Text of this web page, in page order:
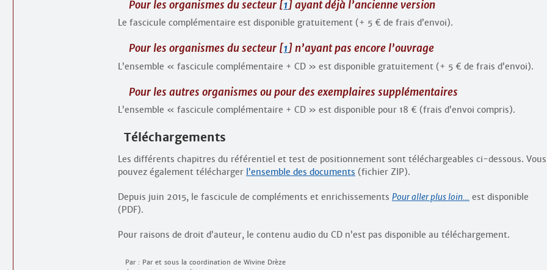
Pour les organismes du secteur [1]ayant déjà l’ancienne version
Le fascicule complémentaire est disponible gratuitement (+ 5 € de frais d’envoi).
Pour les organismes du secteur [1]n’ayant pas encore l’ouvrage
L’ensemble « fascicule complémentaire + CD » est disponible gratuitement (+ 5 € de frais d’envoi).
Pour les autres organismes ou pour des exemplaires supplémentaires
L’ensemble « fascicule complémentaire + CD » est disponible pour 18 € (frais d’envoi compris).
Téléchargements
Les différents chapitres du référentiel et test de positionnement sont téléchargeables ci-dessous. Vous
pouvez également télécharger l’ensemble des documents (fichier ZIP).
Depuis juin 2015, le fascicule de compléments et enrichissements Pour aller plus loin… est disponible
(PDF).
Pour raisons de droit d’auteur, le contenu audio du CD n’est pas disponible au téléchargement.
Par : Par et sous la coordination de Wivine Drèze